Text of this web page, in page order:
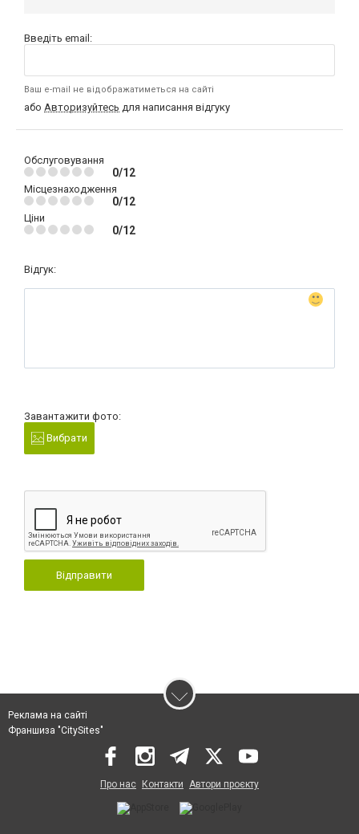
Введіть email:
Ваш e-mail не відображатиметься на сайті
або Авторизуйтесь для написання відгуку
Обслуговування
0/12
Місцезнаходження
0/12
Ціни
0/12
Відгук:
Завантажити фото:
Вибрати
Відправити
Реклама на сайті
Франшиза "CitySites"
Про нас Контакти Автори проєкту